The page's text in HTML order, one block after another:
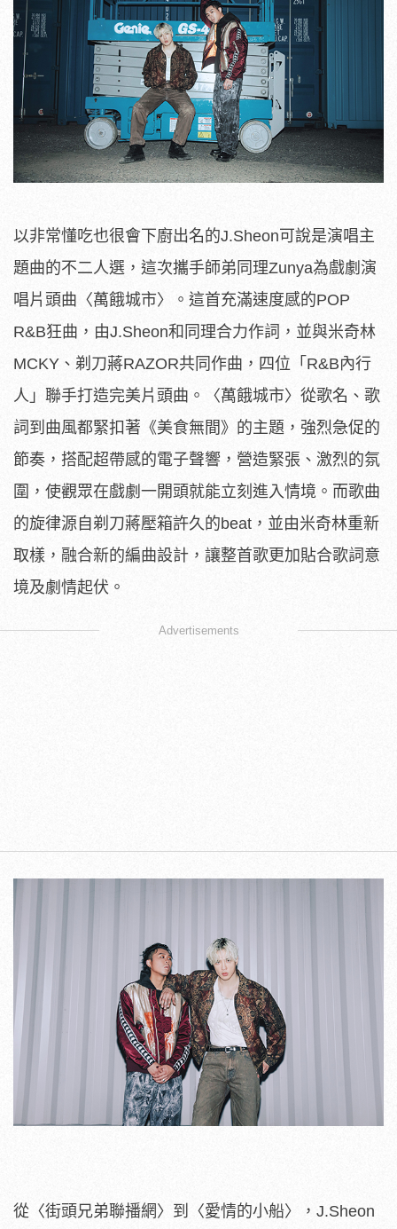
以非常懂吃也很會下廚出名的J.Sheon可說是演唱主
題曲的不二人選，這次攜手師弟同理Zunya為戲劇演
唱片頭曲〈萬餓城市〉。這首充滿速度感的POP
R&B狂曲，由J.Sheon和同理合力作詞，並與米奇林
MCKY、剃刀蔣RAZOR共同作曲，四位「R&B內行
人」聯手打造完美片頭曲。〈萬餓城市〉從歌名、歌
詞到曲風都緊扣著《美食無間》的主題，強烈急促的
節奏，搭配超帶感的電子聲響，營造緊張、激烈的氛
圍，使觀眾在戲劇一開頭就能立刻進入情境。而歌曲
的旋律源自剃刀蔣壓箱許久的beat，並由米奇林重新
取樣，融合新的編曲設計，讓整首歌更加貼合歌詞意
境及劇情起伏。
Advertisements
從〈街頭兄弟聯播網〉到〈愛情的小船〉，J.Sheon